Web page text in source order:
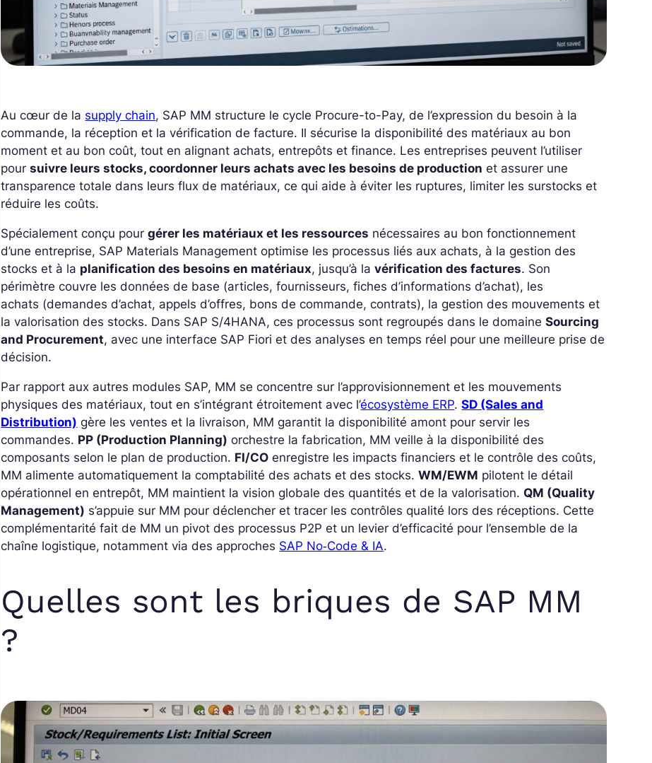
Au cœur de la supply chain, SAP MM structure le cycle Procure-to-Pay, de l’expression du besoin à la
commande, la réception et la vérification de facture. Il sécurise la disponibilité des matériaux au bon
moment et au bon coût, tout en alignant achats, entrepôts et finance. Les entreprises peuvent l’utiliser
poursuivre leurs stocks, coordonner leurs achats avec les besoins de production et assurer une
transparence totale dans leurs flux de matériaux, ce qui aide à éviter les ruptures, limiter les surstocks et
réduire les coûts.
Spécialement conçu pourgérer les matériaux et les ressources nécessaires au bon fonctionnement
d’une entreprise, SAP Materials Management optimise les processus liés aux achats, à la gestion des
stocks et à la planification des besoins en matériaux, jusqu’à lavérification des factures. Son
périmètre couvre les données de base (articles, fournisseurs, fiches d’informations d’achat), les
achats (demandes d’achat, appels d’offres, bons de commande, contrats), la gestion des mouvements et
la valorisation des stocks. Dans SAP S/4HANA, ces processus sont regroupés dans le domaineSourcing
and Procurement, avec une interface SAP Fiori et des analyses en temps réel pour une meilleure prise de
décision.
Par rapport aux autres modules SAP, MM se concentre sur l’approvisionnement et les mouvements
physiques des matériaux, tout en s’intégrant étroitement avec l’écosystème ERP.SD (Sales and
Distribution) gère les ventes et la livraison, MM garantit la disponibilité amont pour servir les
commandes. PP (Production Planning) orchestre la fabrication, MM veille à la disponibilité des
composants selon le plan de production. FI/CO enregistre les impacts financiers et le contrôle des coûts,
MM alimente automatiquement la comptabilité des achats et des stocks.WM/EWM pilotent le détail
opérationnel en entrepôt, MM maintient la vision globale des quantités et de la valorisation.QM (Quality
Management) s’appuie sur MM pour déclencher et tracer les contrôles qualité lors des réceptions. Cette
complémentarité fait de MM un pivot des processus P2P et un levier d’efficacité pour l’ensemble de la
chaîne logistique, notamment via des approches SAP No‑Code & IA.
Quelles sont les briques de SAP MM
?